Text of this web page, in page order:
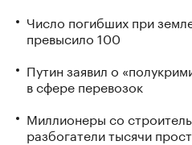
Число погибших при
превысило 100
Путин заявил о
в сфере перевозок
Миллионеры со
разбогатели тысячи